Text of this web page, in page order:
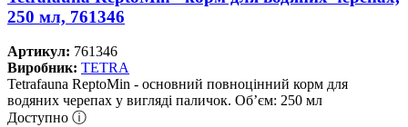
250 мл, 761346
Артикул: 761346
Виробник: TETRA
Tetrafauna ReptoMin - основний повноцінний корм для
водяних черепах у вигляді паличок. Об’єм: 250 мл
Доступно ⓘ